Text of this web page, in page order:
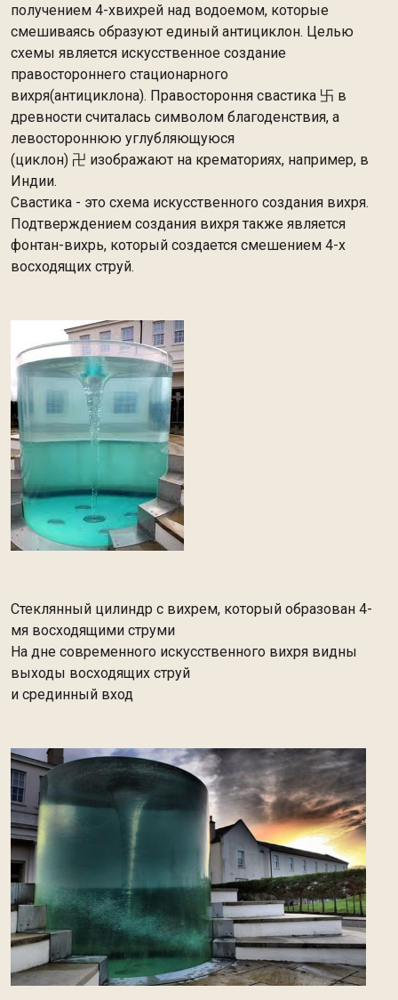
получением 4-хвихрей над водоемом, которые
смешиваясь образуют единый антициклон. Целью
схемы является искусственное создание
правостороннего стационарного
вихря(антициклона). Правостороння свастика 卐 в
древности считалась символом благоденствия, а
левостороннюю углубляющуюся
(циклон) 卍 изображают на крематориях, например, в
Индии.
Свастика - это схема искусственного создания вихря.
Подтверждением создания вихря также является
фонтан-вихрь, который создается смешением 4-х
восходящих струй.
Стеклянный цилиндр с вихрем, который образован 4-
мя восходящими струми
На дне современного искусственного вихря видны
выходы восходящих струй
и срединный вход